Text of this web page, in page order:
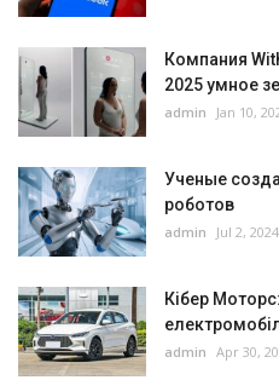
Компания
2025 умное
admin Jan 10,
Ученые
роботов
admin Jul 2, 2024
Кібер
admin Apr 30,